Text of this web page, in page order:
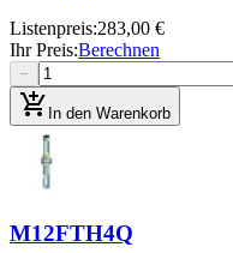
Listenpreis:283,00 €
Ihr Preis:Berechnen
−
add_shopping_cart In den Warenkorb
M12FTH4Q